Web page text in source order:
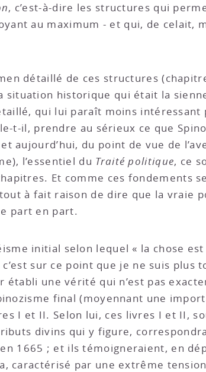
, c’est-à-dire les structures qui
au maximum - et qui, de celait,
détaillé de ces structures
historique qui était la
qui lui paraît moins intéressant
t-il, prendre au sérieux ce que
aujourd’hui, du point de vue de
l’essentiel du Traité politique, ce
Et comme ces fondements
à fait raison de dire que la vraie
part en part.
initial selon lequel « la chose est
sur ce point que je ne suis plus
établi une vérité qui n’est pas
final (moyennant une
I et II. Selon lui, ces livres I et II,
divins qui y figure,
1665 ; et ils témoigneraient, en
caractérisé par une extrême